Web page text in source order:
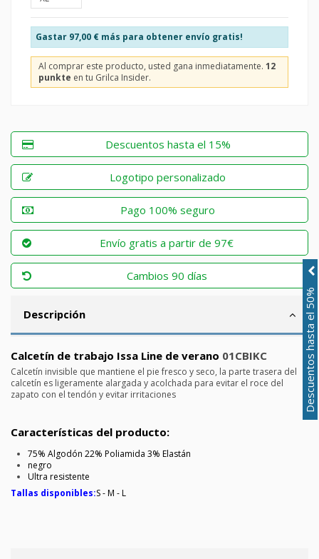
Gastar 97,00 € más para obtener envío gratis!
Al comprar este producto, usted gana inmediatamente. 12
punkte en tu Grilca Insider.
Descuentos hasta el 15%
Logotipo personalizado
Pago 100% seguro
Envío gratis a partir de 97€
Cambios 90 días
Descripción
Calcetín de trabajo Issa Line de verano 01CBIKC
Calcetín invisible que mantiene el pie fresco y seco, la parte trasera del
calcetín es ligeramente alargada y acolchada para evitar el roce del
zapato con el tendón y evitar irritaciones
Características del producto:
75% Algodón 22% Poliamida 3% Elastán
negro
Ultra resistente
Tallas disponibles:S - M - L
Descuentos hasta el 50%